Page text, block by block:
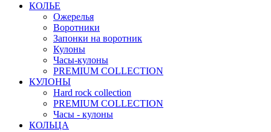
КОЛЬЕ
Ожерелья
Воротники
Запонки на воротник
Кулоны
Часы-кулоны
PREMIUM COLLECTION
КУЛОНЫ
Hard rock collection
PREMIUM COLLECTION
Часы - кулоны
КОЛЬЦА